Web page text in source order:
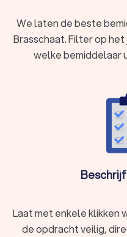
We laten de beste
Brasschaat. Filter op
welke bemiddelaar
Laat met enkele klikken
de opdracht veilig,